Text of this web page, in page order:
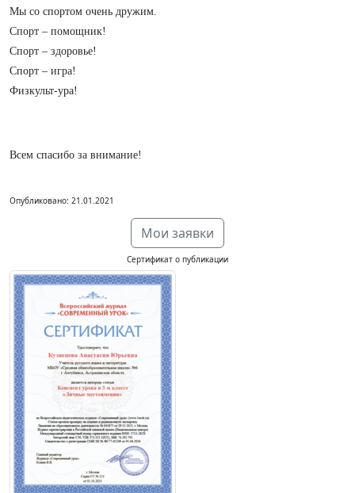
Мы со спортом очень дружим.
Спорт – помощник!
Спорт – здоровье!
Спорт – игра!
Физкульт-ура!
Всем спасибо за внимание!
Опубликовано: 21.01.2021
Мои заявки
Сертификат о публикации